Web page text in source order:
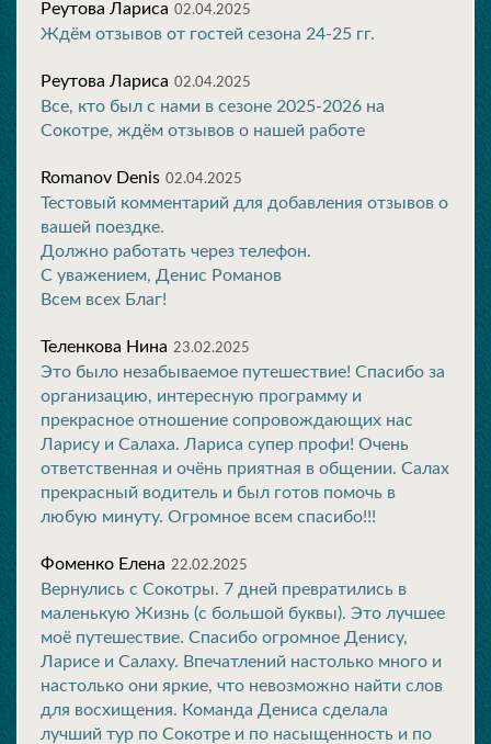
Реутова Лариса 02.04.2025
Ждём отзывов от гостей сезона 24-25 гг.
Реутова Лариса 02.04.2025
Все, кто был с нами в сезоне 2025-2026 на
Сокотре, ждём отзывов о нашей работе
Romanov Denis 02.04.2025
Тестовый комментарий для добавления отзывов о
вашей поездке.
Должно работать через телефон.
С уважением, Денис Романов
Всем всех Благ!
Теленкова Нина 23.02.2025
Это было незабываемое путешествие! Спасибо за
организацию, интересную программу и
прекрасное отношение сопровождающих нас
Ларису и Салаха. Лариса супер профи! Очень
ответственная и очёнь приятная в общении. Салах
прекрасный водитель и был готов помочь в
любую минуту. Огромное всем спасибо!!!
Фоменко Елена 22.02.2025
Вернулись с Сокотры. 7 дней превратились в
маленькую Жизнь (с большой буквы). Это лучшее
моё путешествие. Спасибо огромное Денису,
Ларисе и Салаху. Впечатлений настолько много и
настолько они яркие, что невозможно найти слов
для восхищения. Команда Дениса сделала
лучший тур по Сокотре и по насыщенность и по